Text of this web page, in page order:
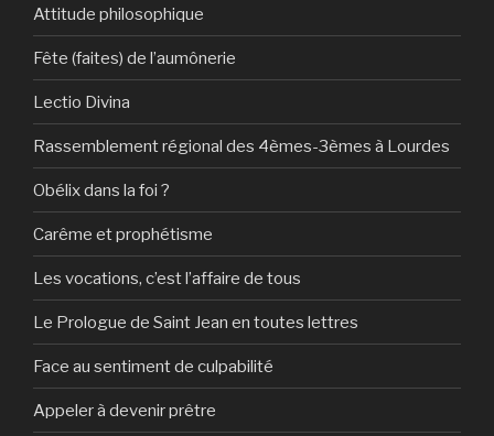
Attitude philosophique
Fête (faites) de l’aumônerie
Lectio Divina
Rassemblement régional des 4èmes-3èmes à Lourdes
Obélix dans la foi ?
Carême et prophétisme
Les vocations, c’est l’affaire de tous
Le Prologue de Saint Jean en toutes lettres
Face au sentiment de culpabilité
Appeler à devenir prêtre